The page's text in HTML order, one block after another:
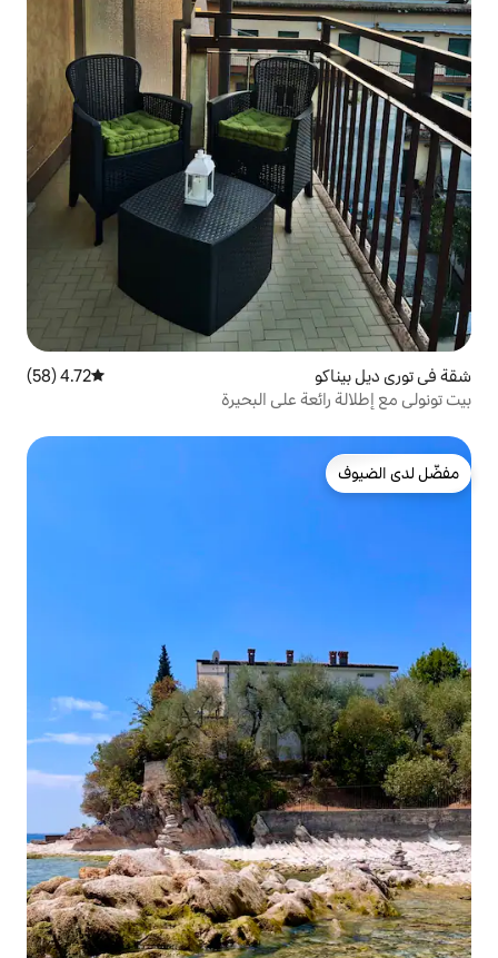
على البحيرة